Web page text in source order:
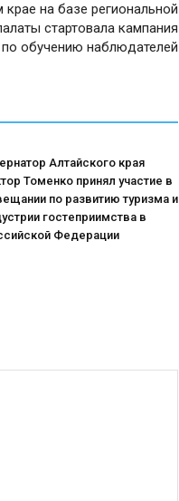
крае на базе региональной
стартовала кампания
по обучению наблюдателей
Алтайского края
Томенко принял участие в
по развитию туризма и
гостеприимства в
Федерации